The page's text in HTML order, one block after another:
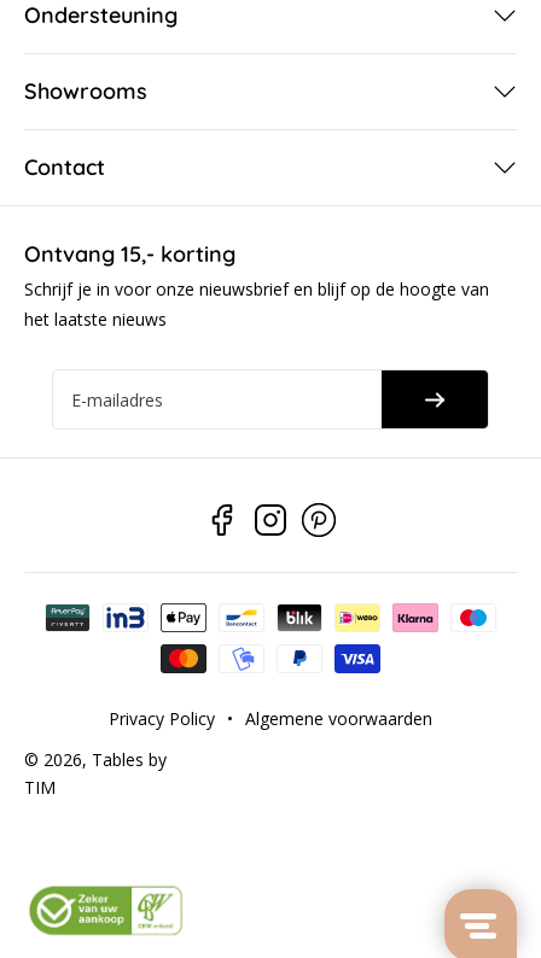
Ondersteuning
Showrooms
Contact
Ontvang 15,- korting
Schrijf je in voor onze nieuwsbrief en blijf op de hoogte van
het laatste nieuws
E-mailadres
© 2026, Tables by
TIM
Privacy Policy • Algemene voorwaarden